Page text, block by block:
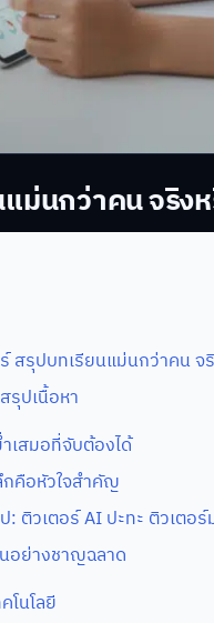
ม่นกว่าคน จริง
สรุปบทเรียนแม่นกว่าคน จ
รุปเนื้อหา
เสมอที่จับต้องได้
กคือหัวใจสำคัญ
ติวเตอร์ AI ปะทะ ติวเตอ
อย่างชาญฉลาด
นโลยี